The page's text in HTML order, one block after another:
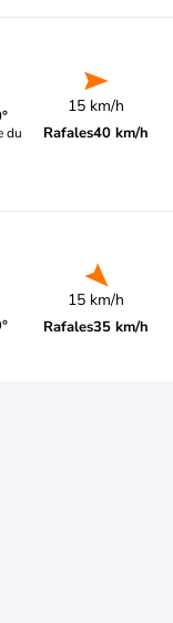
du
15 km/h
Rafales40 km/h
15 km/h
Rafales35 km/h